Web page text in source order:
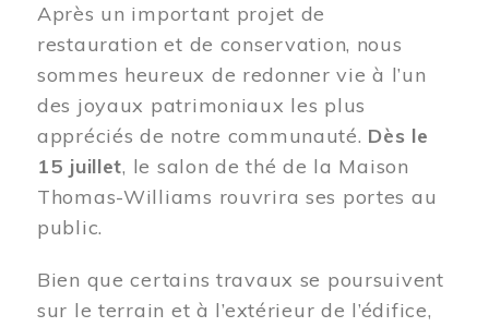
Après un important projet de
restauration et de conservation, nous
sommes heureux de redonner vie à l’un
des joyaux patrimoniaux les plus
appréciés de notre communauté. Dès le
15 juillet, le salon de thé de la Maison
Thomas-Williams rouvrira ses portes au
public.
Bien que certains travaux se poursuivent
sur le terrain et à l’extérieur de l’édifice,